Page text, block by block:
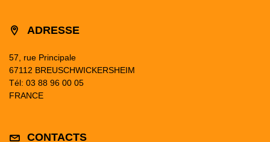
ADRESSE
57, rue Principale
67112 BREUSCHWICKERSHEIM
Tél: 03 88 96 00 05
FRANCE
CONTACTS